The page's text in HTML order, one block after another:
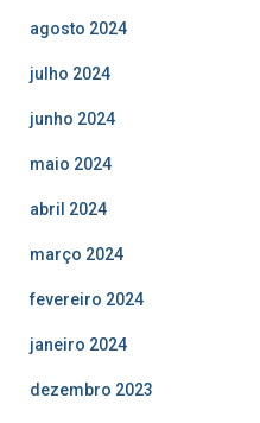
agosto 2024
julho 2024
junho 2024
maio 2024
abril 2024
março 2024
fevereiro 2024
janeiro 2024
dezembro 2023